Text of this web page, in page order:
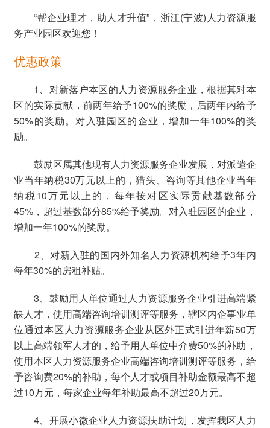
“帮企业理才，助人才升值”，浙江(宁波)人力资源服
务产业园区欢迎您！
优惠政策
1、对新落户本区的人力资源服务企业，根据其对本
区的实际贡献，前两年给予100%的奖励，后两年内给予
50%的奖励。对入驻园区的企业，增加一年100%的奖
励。
鼓励区属其他现有人力资源服务企业发展，对派遣企
业当年纳税30万元以上的，猎头、咨询等其他企业当年
纳税10万元以上的，每年按对区实际贡献基数部分
45%，超过基数部分85%给予奖励。对入驻园区的企业，
增加一年100%的奖励。
2、对新入驻的国内外知名人力资源机构给予3年内
每年30%的房租补贴。
3、鼓励用人单位通过人力资源服务企业引进高端紧
缺人才，使用高端咨询培训测评等服务，辖区内企事业单
位通过本区人力资源服务企业从区外正式引进年薪50万
以上高端领军人才的，给予用人单位中介费50%的补助，
使用本区人力资源服务企业高端咨询培训测评等服务，给
予咨询费20%的补助，每个人才或项目补助金额最高不超
过10万元，每家企业每年补助最高不超过20万元。
4、开展小微企业人力资源扶助计划，发挥我区人力